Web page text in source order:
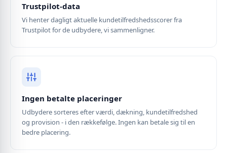
Trustpilot-data
Vi henter dagligt aktuelle kundetilfredshedsscorer fra
Trustpilot for de udbydere, vi sammenligner.
Ingen betalte placeringer
Udbydere sorteres efter værdi, dækning, kundetilfredshed
og provision - i den rækkefølge. Ingen kan betale sig til en
bedre placering.